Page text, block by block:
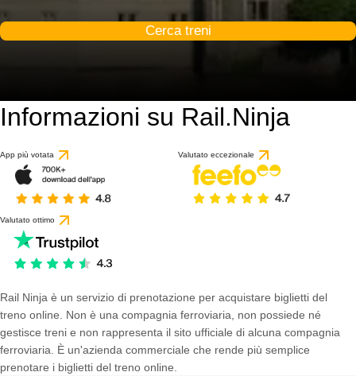
Cerca treni
Informazioni su Rail.Ninja
App più votata Valutato eccezionale
Valutato ottimo
Rail Ninja è un servizio di prenotazione per acquistare biglietti del
treno online. Non è una compagnia ferroviaria, non possiede né
gestisce treni e non rappresenta il sito ufficiale di alcuna compagnia
ferroviaria. È un'azienda commerciale che rende più semplice
prenotare i biglietti del treno online.